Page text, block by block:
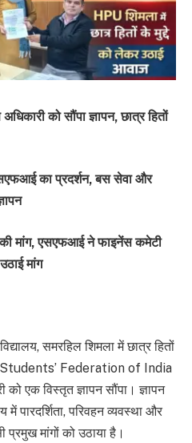
को सौंपा ज्ञापन, छात्र हितों
का प्रदर्शन, बस सेवा और
की मांग, एसएफआई ने फाइनेंस कमेटी
मांग
समरहिल शिमला में छात्र हितों
Students’ Federation of India
एक विस्तृत ज्ञापन सौंपा। ज्ञापन
पारदर्शिता, परिवहन व्यवस्था और
प्रमुख मांगों को उठाया है।